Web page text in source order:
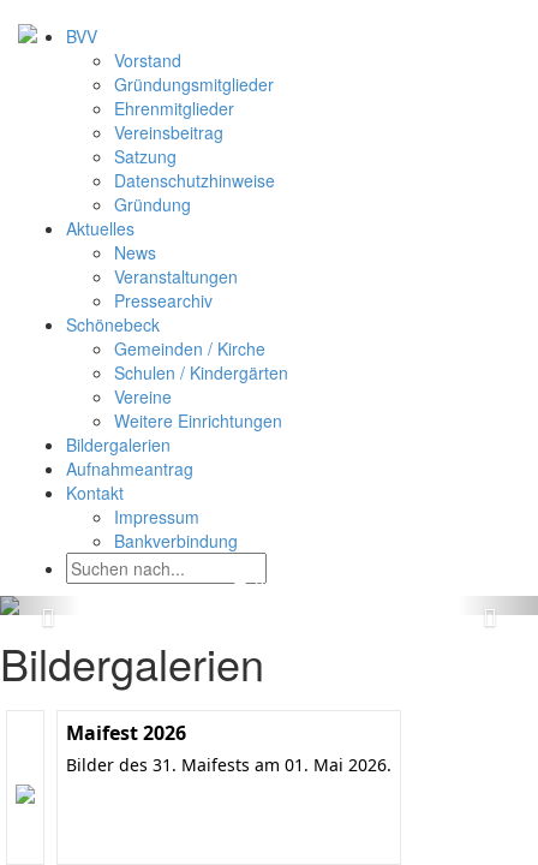
BVV
Vorstand
Gründungsmitglieder
Ehrenmitglieder
Vereinsbeitrag
Satzung
Datenschutzhinweise
Gründung
Aktuelles
News
Veranstaltungen
Pressearchiv
Schönebeck
Gemeinden / Kirche
Schulen / Kindergärten
Vereine
Weitere Einrichtungen
Bildergalerien
Aufnahmeantrag
Kontakt
Impressum
Bankverbindung
Bildergalerien
Maifest 2026
Bilder des 31. Maifests am 01. Mai 2026.